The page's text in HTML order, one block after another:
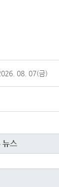
08 07(금)
뉴스